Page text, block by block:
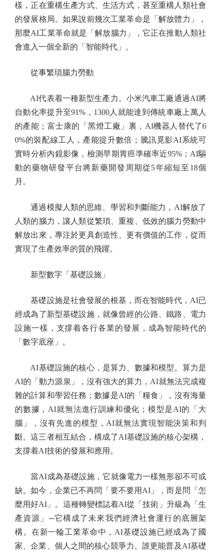
樣，正在重構生產方式、生活方式，甚至重構人類社會
的發展格局。如果說前幾次工業革命是「解放體力」，
那麼AI工業革命就是「解放腦力」，它正在推動人類社
會進入一個全新的「智能時代」。
從事繁瑣腦力勞動
AI代表着一種新型生產力。小米汽車工廠通過AI將
自動化率提升至91%，1300人就能達到傳統車廠上萬人
的產能；富士康的「黑燈工廠」裏，AI機器人替代了6
0%的裝配線工人，產能提升數倍；騰訊覓影AI系統可
實時分析內鏡影像，檢測早期胃癌準確率近95%；AI驅
動的藥物研發平台將新藥開發周期從5年縮短至18個
月。
通過模擬人類的思維、學習和判斷能力，AI解放了
人類的腦力，讓人類從繁瑣、重複、低效的腦力勞動中
解放出來，專注於更具創造性、更有價值的工作，從而
實現了生產效率的質的飛躍。
新型數字「基礎設施」
基礎設施是社會發展的根基，而在智能時代，AI已
經成為了新型基礎設施，就像曾經的公路、鐵路、電力
設施一樣，支撐着各行各業的發展，成為智能時代的
「數字底座」。
AI基礎設施的核心，是算力、數據和模型。算力是
AI的「動力源泉」，沒有強大的算力，AI就無法完成複
雜的計算和學習任務；數據是AI的「糧食」，沒有海量
的數據，AI就無法進行訓練和優化；模型是AI的「大
腦」，沒有先進的模型，AI就無法實現智能決策和判
斷。這三者相互結合，構成了AI基礎設施的核心架構，
支撐着AI技術的發展和應用。
當AI成為基礎設施，它就像電力一樣無形卻不可或
缺。如今，企業已不再問「要不要用AI」，而是問「怎
麼用好AI」。這種轉變標誌着AI從「技術」升級為「生
產資源」─它構成了未來我們經濟社會運行的底層架
構。在新一輪工業革命中，AI基礎設施已經成為了國
家、企業、個人之間的核心競爭力。誰更能普及AI基礎